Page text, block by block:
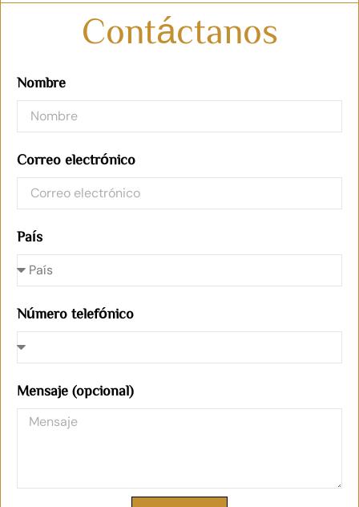
Contáctanos
Nombre
Correo electrónico
País
Número telefónico
Mensaje (opcional)